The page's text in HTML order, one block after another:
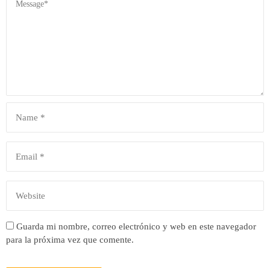
Guarda mi nombre, correo electrónico y web en este navegador
para la próxima vez que comente.